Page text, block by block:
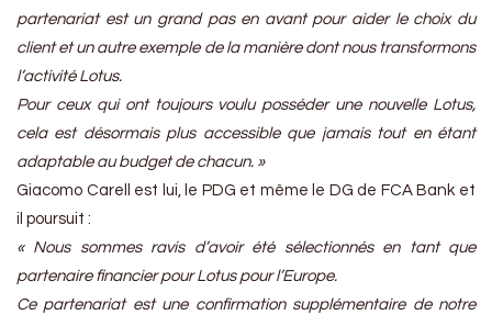
partenariat est un grand pas en avant pour aider le choix du
client et un autre exemple de la manière dont nous transformons
l’activité Lotus.
Pour ceux qui ont toujours voulu posséder une nouvelle Lotus,
cela est désormais plus accessible que jamais tout en étant
adaptable au budget de chacun. »
Giacomo Carell est lui, le PDG et même le DG de FCA Bank et
il poursuit :
« Nous sommes ravis d’avoir été sélectionnés en tant que
partenaire financier pour Lotus pour l’Europe.
Ce partenariat est une confirmation supplémentaire de notre